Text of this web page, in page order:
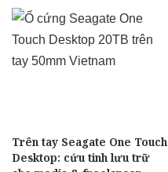
Trên tay Seagate One Touch
Desktop: cứu tinh lưu trữ